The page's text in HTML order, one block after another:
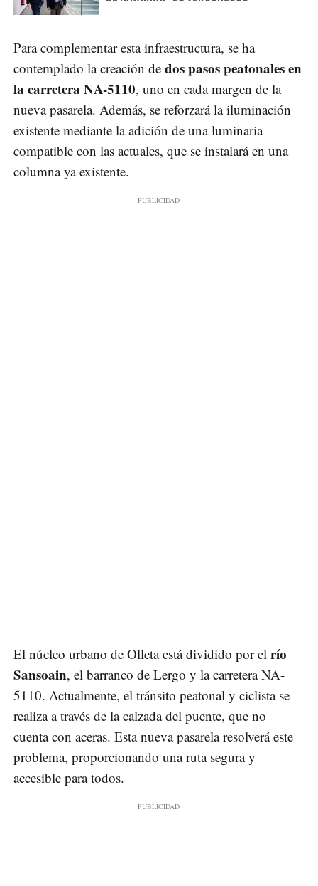
Para complementar esta infraestructura, se ha
contemplado la creación de dos pasos peatonales en
la carretera NA-5110, uno en cada margen de la
nueva pasarela. Además, se reforzará la iluminación
existente mediante la adición de una luminaria
compatible con las actuales, que se instalará en una
columna ya existente.
El núcleo urbano de Olleta está dividido por el río
Sansoain, el barranco de Lergo y la carretera NA-
5110. Actualmente, el tránsito peatonal y ciclista se
realiza a través de la calzada del puente, que no
cuenta con aceras. Esta nueva pasarela resolverá este
problema, proporcionando una ruta segura y
accesible para todos.